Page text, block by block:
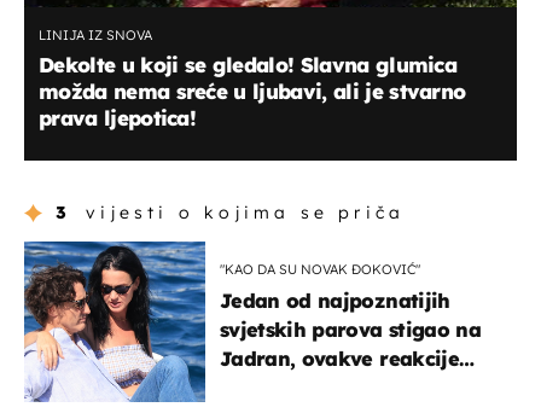
LINIJA IZ SNOVA
Dekolte u koji se gledalo! Slavna glumica
možda nema sreće u ljubavi, ali je stvarno
prava ljepotica!
3 vijesti o kojima se priča
"KAO DA SU NOVAK ĐOKOVIĆ"
Jedan od najpoznatijih
svjetskih parova stigao na
Jadran, ovakve reakcije